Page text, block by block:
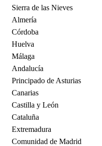
Sierra de las Nieves
Almería
Córdoba
Huelva
Málaga
Andalucía
Principado de Asturias
Canarias
Castilla y León
Cataluña
Extremadura
Comunidad de Madrid